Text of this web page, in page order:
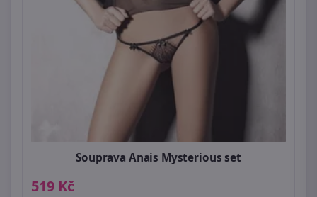
Souprava Anais Mysterious set
519 Kč